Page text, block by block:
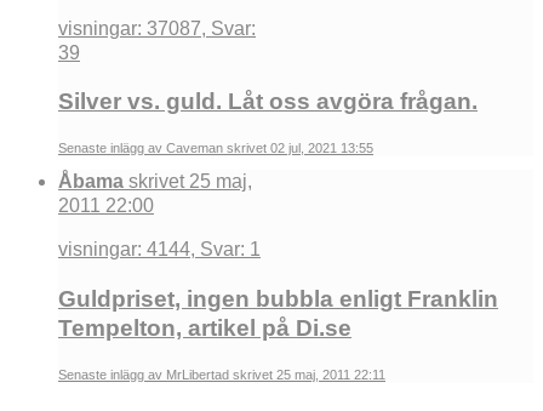
visningar: 37087, Svar:
39
Silver vs. guld. Låt oss avgöra frågan.
Senaste inlägg av Caveman skrivet 02 jul, 2021 13:55
Åbama skrivet 25 maj,
2011 22:00
visningar: 4144, Svar: 1
Guldpriset, ingen bubbla enligt Franklin
Tempelton, artikel på Di.se
Senaste inlägg av MrLibertad skrivet 25 maj, 2011 22:11